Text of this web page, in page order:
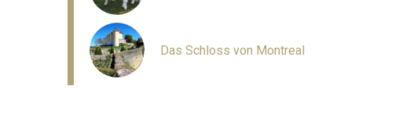
Das Schloss von Montreal